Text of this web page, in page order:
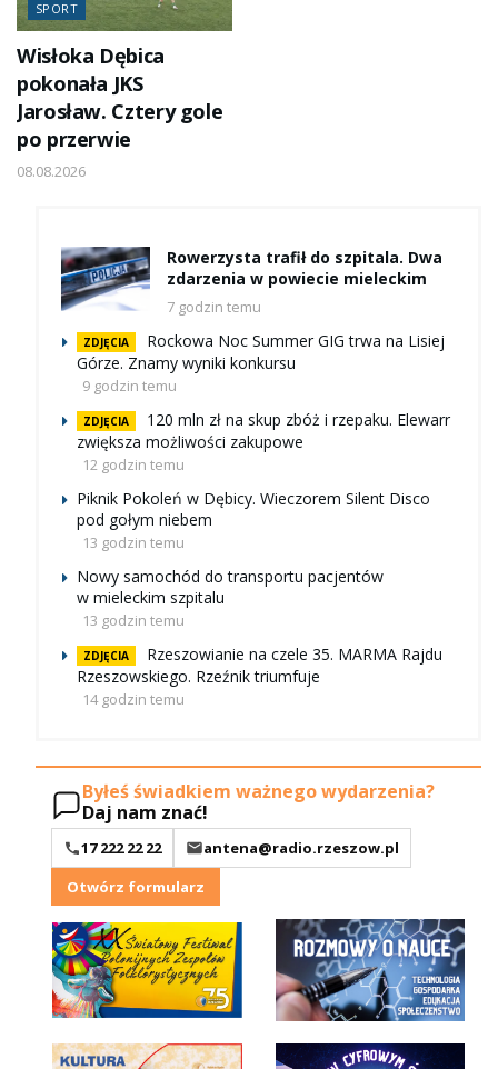
SPORT
Wisłoka Dębica
pokonała JKS
Jarosław. Cztery gole
po przerwie
08.08.2026
Rowerzysta trafił do szpitala. Dwa
zdarzenia w powiecie mieleckim
7 godzin temu
ZDJĘCIA
Rockowa Noc Summer GIG trwa na Lisiej
Górze. Znamy wyniki konkursu
9 godzin temu
ZDJĘCIA
120 mln zł na skup zbóż i rzepaku. Elewarr
zwiększa możliwości zakupowe
12 godzin temu
Piknik Pokoleń w Dębicy. Wieczorem Silent Disco
pod gołym niebem
13 godzin temu
Nowy samochód do transportu pacjentów
w mieleckim szpitalu
13 godzin temu
ZDJĘCIA
Rzeszowianie na czele 35. MARMA Rajdu
Rzeszowskiego. Rzeźnik triumfuje
14 godzin temu
Byłeś świadkiem ważnego wydarzenia?
Daj nam znać!
17 222 22 22
antena@radio.rzeszow.pl
Otwórz formularz